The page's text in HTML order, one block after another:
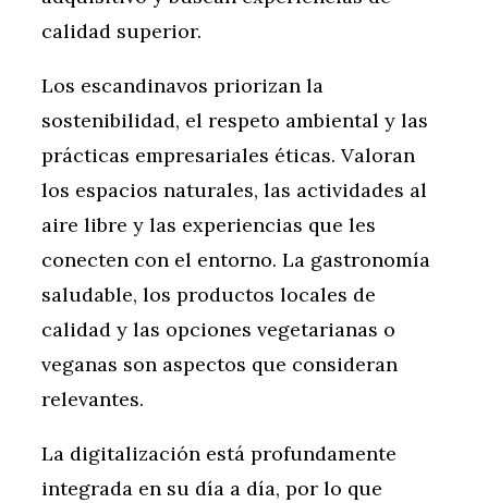
calidad superior.
Los escandinavos priorizan la
sostenibilidad, el respeto ambiental y las
prácticas empresariales éticas. Valoran
los espacios naturales, las actividades al
aire libre y las experiencias que les
conecten con el entorno. La gastronomía
saludable, los productos locales de
calidad y las opciones vegetarianas o
veganas son aspectos que consideran
relevantes.
La digitalización está profundamente
integrada en su día a día, por lo que